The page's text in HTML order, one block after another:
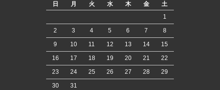
日
月 火 水 木 金
土
1
2
3 4 5 6 7
8
9
10 11 12 13 14
15
16
17 18 19 20 21
22
23
24 25 26 27 28
29
30
31